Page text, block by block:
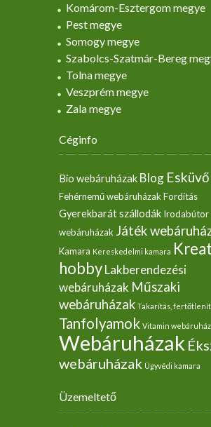
Komárom-Esztergom megye
Pest megye
Somogy megye
Szabolcs-Szatmár-Bereg
Tolna megye
Veszprém megye
Zala megye
Céginfo
Bio webáruházak Blog Esküvő
Fehérnemű webáruházakFordítás
Gyerekbarát szállodák Irodabútor
webáruházak Játék
Kamara Kereskedelmi kamara
hobbyLakberendezési
webáruházak Műszaki
webáruházak Takarítás,
Tanfolyamok Vitamin
Webáruházak
webáruházak Ügyvédi kamara
Üzemeltető